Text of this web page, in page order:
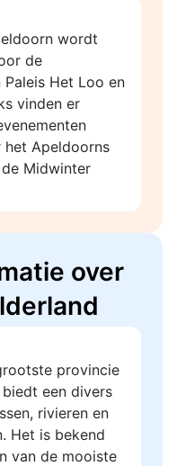
wordt
de
Het Loo en
vinden er
het Apeldoorns
Midwinter
over
provincie
een divers
rivieren en
Het is bekend
van de mooiste